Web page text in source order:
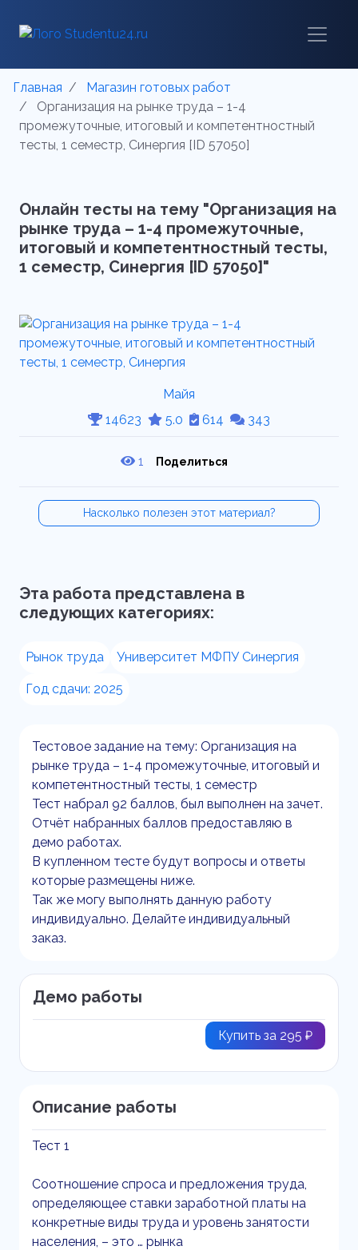
Главная
Магазин готовых работ
Организация на рынке труда – 1-4
промежуточные, итоговый и компетентностный
тесты, 1 семестр, Синергия [ID 57050]
Онлайн тесты на тему "Организация на
рынке труда – 1-4 промежуточные,
итоговый и компетентностный тесты,
1 семестр, Синергия [ID 57050]"
Майя
14623
5.0 614 343
1 Поделиться
Насколько полезен этот материал?
Эта работа представлена в
следующих категориях:
Рынок труда Университет МФПУ Синергия
Год сдачи: 2025
Тестовое задание на тему: Организация на
рынке труда – 1-4 промежуточные, итоговый и
компетентностный тесты, 1 семестр
Тест набрал 92 баллов, был выполнен на зачет.
Отчёт набранных баллов предоставляю в
демо работах.
В купленном тесте будут вопросы и ответы
которые размещены ниже.
Так же могу выполнять данную работу
индивидуально. Делайте индивидуальный
заказ.
Демо работы
Купить за 295 ₽
Описание работы
Тест 1
Соотношение спроса и предложения труда,
определяющее ставки заработной платы на
конкретные виды труда и уровень занятости
населения, – это … рынка